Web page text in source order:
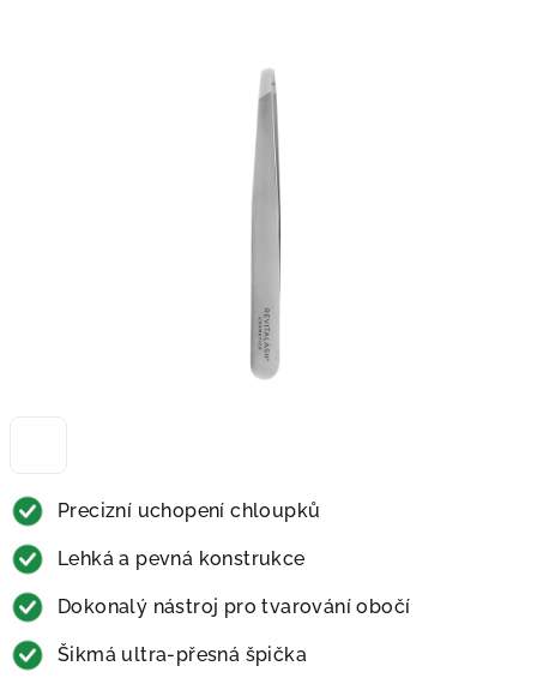
Precizní uchopení chloupků
Lehká a pevná konstrukce
Dokonalý nástroj pro tvarování obočí
Šikmá ultra-přesná špička